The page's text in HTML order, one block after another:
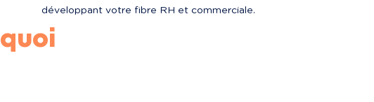
développant votre fibre RH et commerciale.
quoi